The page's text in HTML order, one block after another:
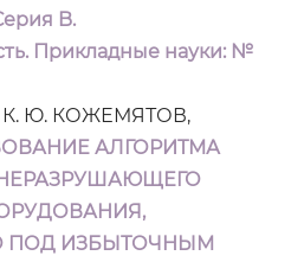
B.
Прикладные науки: №
К. Ю. КОЖЕМЯТОВ,
АЛГОРИТМА
ПОД ИЗБЫТОЧНЫМ